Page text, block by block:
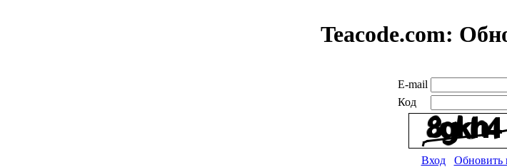
Teacode.com:
E-mail
Код
Вход Обновить